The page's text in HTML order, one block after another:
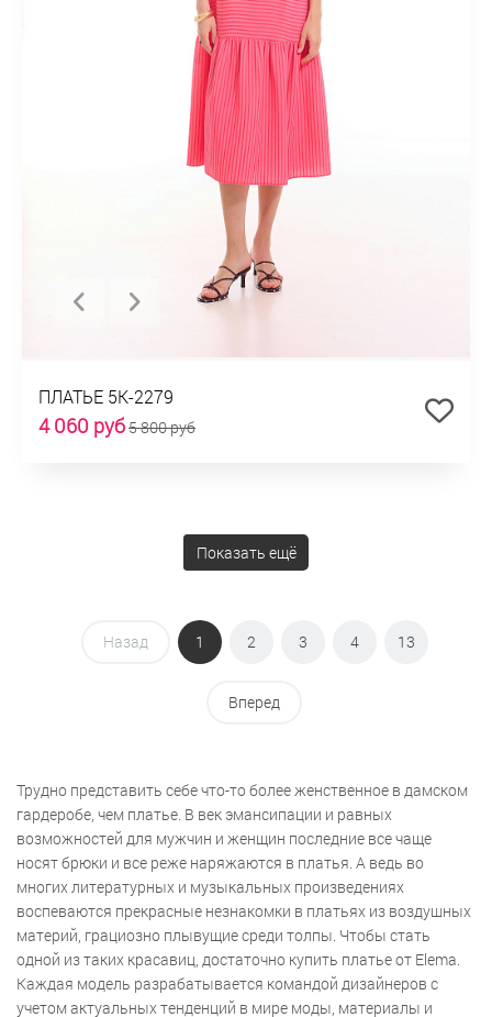
ПЛАТЬЕ 5К-2279
4 060 руб5 800 руб
Показать ещё
Назад 1 2 3 4 13
Вперед
Трудно представить себе что-то более женственное в дамском
гардеробе, чем платье. В век эмансипации и равных
возможностей для мужчин и женщин последние все чаще
носят брюки и все реже наряжаются в платья. А ведь во
многих литературных и музыкальных произведениях
воспеваются прекрасные незнакомки в платьях из воздушных
материй, грациозно плывущие среди толпы. Чтобы стать
одной из таких красавиц, достаточно купить платье от Elema.
Каждая модель разрабатывается командой дизайнеров с
учетом актуальных тенденций в мире моды, материалы и